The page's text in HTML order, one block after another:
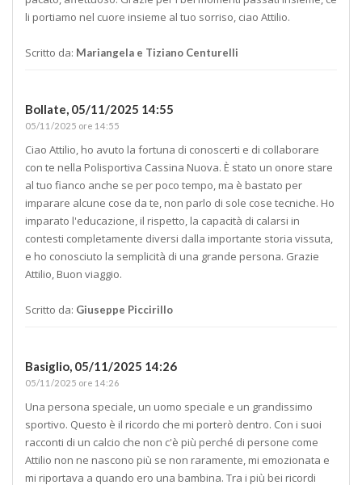
li portiamo nel cuore insieme al tuo sorriso, ciao Attilio.
Scritto da: Mariangela e Tiziano Centurelli
Bollate, 05/11/2025 14:55
05/11/2025 ore 14:55
Ciao Attilio, ho avuto la fortuna di conoscerti e di collaborare
con te nella Polisportiva Cassina Nuova. È stato un onore stare
al tuo fianco anche se per poco tempo, ma è bastato per
imparare alcune cose da te, non parlo di sole cose tecniche. Ho
imparato l'educazione, il rispetto, la capacità di calarsi in
contesti completamente diversi dalla importante storia vissuta,
e ho conosciuto la semplicità di una grande persona. Grazie
Attilio, Buon viaggio.
Scritto da: Giuseppe Piccirillo
Basiglio, 05/11/2025 14:26
05/11/2025 ore 14:26
Una persona speciale, un uomo speciale e un grandissimo
sportivo. Questo è il ricordo che mi porterò dentro. Con i suoi
racconti di un calcio che non c'è più perché di persone come
Attilio non ne nascono più se non raramente, mi emozionata e
mi riportava a quando ero una bambina. Tra i più bei ricordi